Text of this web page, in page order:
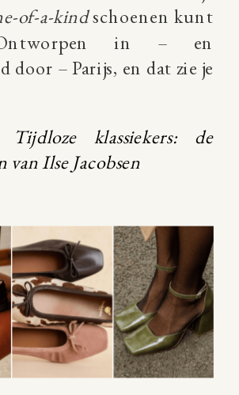
of-a-kindschoenen kunt
in – en
door – Parijs, en dat zie je
Tijdloze klassiekers: de
van Ilse Jacobsen